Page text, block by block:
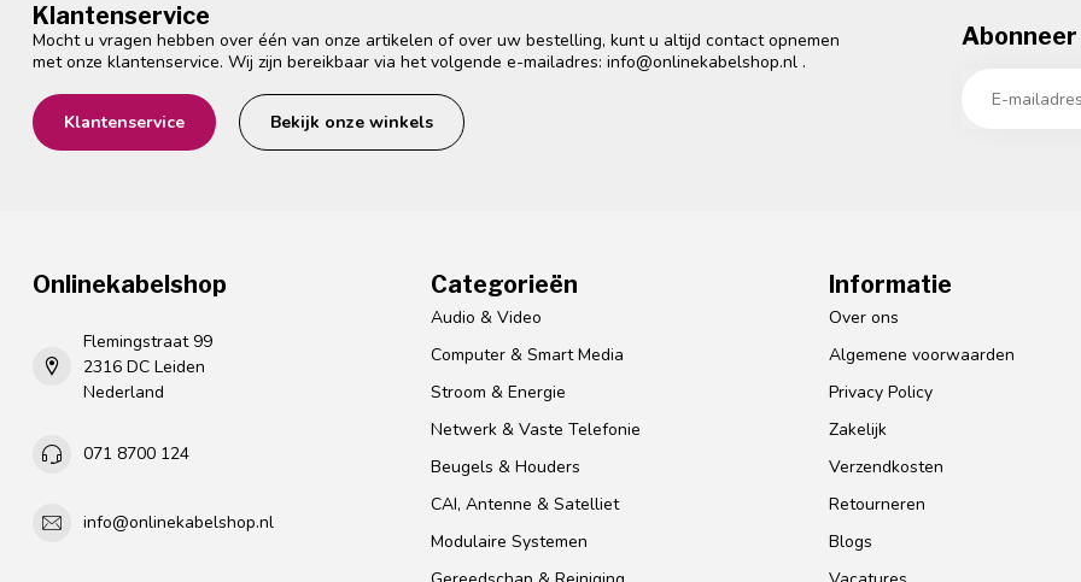
Klantenservice
Mocht u vragen hebben over één van onze artikelen of over uw bestelling, kunt u altijd contact opnemen
met onze klantenservice. Wij zijn bereikbaar via het volgende e-mailadres: info@onlinekabelshop.nl .
Klantenservice Bekijk onze winkels
Onlinekabelshop
Flemingstraat 99
2316 DC Leiden
Nederland
071 8700 124
info@onlinekabelshop.nl
Categorieën
Audio & Video
Computer & Smart Media
Stroom & Energie
Netwerk & Vaste Telefonie
Beugels & Houders
CAI, Antenne & Satelliet
Modulaire Systemen
Informatie
Over ons
Algemene voorwaarden
Privacy Policy
Zakelijk
Verzendkosten
Retourneren
Blogs